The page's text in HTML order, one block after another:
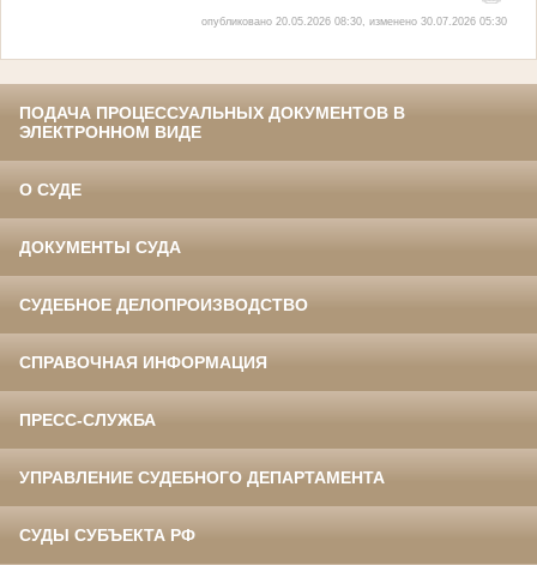
опубликовано 20.05.2026 08:30, изменено 30.07.2026 05:30
ПОДАЧА ПРОЦЕССУАЛЬНЫХ ДОКУМЕНТОВ В
ЭЛЕКТРОННОМ ВИДЕ
О СУДЕ
ДОКУМЕНТЫ СУДА
СУДЕБНОЕ ДЕЛОПРОИЗВОДСТВО
СПРАВОЧНАЯ ИНФОРМАЦИЯ
ПРЕСС-СЛУЖБА
УПРАВЛЕНИЕ СУДЕБНОГО ДЕПАРТАМЕНТА
СУДЫ СУБЪЕКТА РФ